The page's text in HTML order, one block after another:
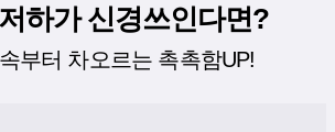
하가 신경쓰인다면?
부터 차오르는 촉촉함UP!